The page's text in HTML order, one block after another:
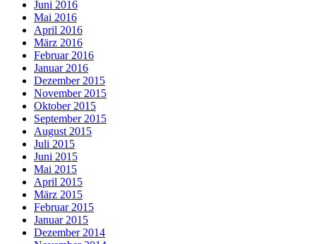
Juni 2016
Mai 2016
April 2016
März 2016
Februar 2016
Januar 2016
Dezember 2015
November 2015
Oktober 2015
September 2015
August 2015
Juli 2015
Juni 2015
Mai 2015
April 2015
März 2015
Februar 2015
Januar 2015
Dezember 2014